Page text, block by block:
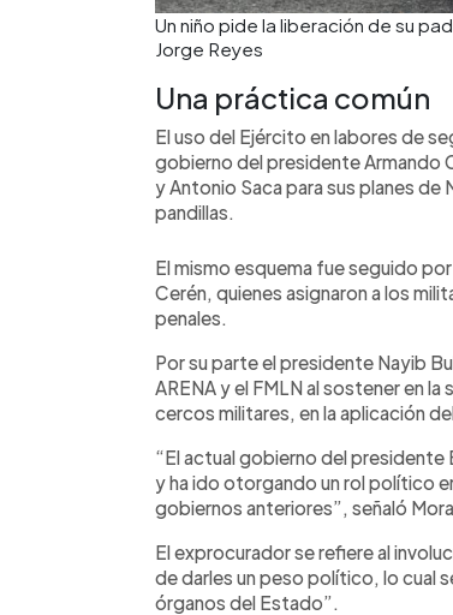
Un niño pide la liberación de su
Jorge Reyes
Una práctica común
El uso del Ejército en labores de
gobierno del presidente Armando
y Antonio Saca para sus planes de
pandillas.
El mismo esquema fue seguido
Cerén, quienes asignaron a los
penales.
Por su parte el presidente Nayib
ARENA y el FMLN al sostener en
cercos militares, en la aplicación
“El actual gobierno del
y ha ido otorgando un rol político
gobiernos anteriores”, señaló
El exprocurador se refiere al
de darles un peso político, lo cual
órganos del Estado”.